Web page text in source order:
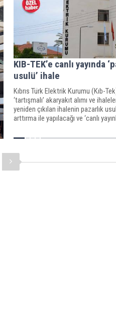
KIB-TEK’e canlı yayında
usulü’ ihale
Kıbrıs Türk Elektrik Kurumu (Kıb-
‘tartışmalı’ akaryakıt alımı ve
yeniden çıkılan ihalenin pazarlık
arttırma ile yapılacağı ve ‘canlı